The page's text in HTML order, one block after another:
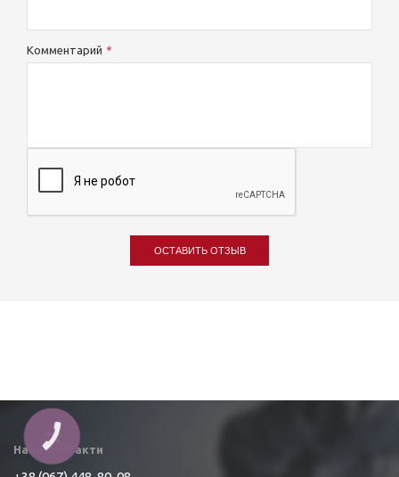
Комментарий
ОСТАВИТЬ ОТЗЫВ
Наші контакти
КНОПКА
ЗВ'ЯЗКУ